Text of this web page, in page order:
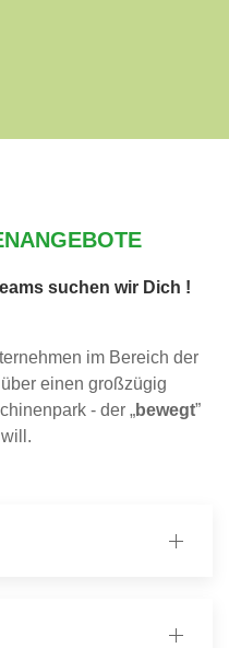
suchen wir Dich !
im Bereich der
einen großzügig
- der „bewegt”